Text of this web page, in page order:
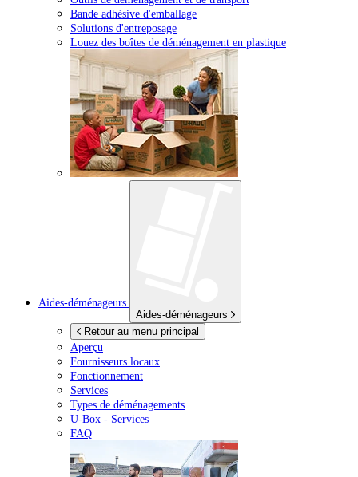
Bande adhésive d'emballage
Solutions d'entreposage
Louez des boîtes de déménagement en plastique
Aides-déménageurs
Aides-déménageurs
Retour au menu principal
Aperçu
Fournisseurs locaux
Fonctionnement
Services
Types de déménagements
U-Box - Services
FAQ